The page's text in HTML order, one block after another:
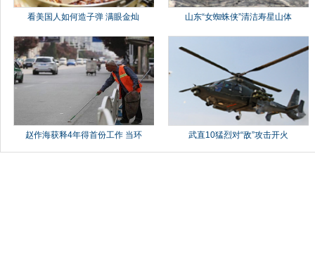
看美国人如何造子弹 满眼金灿 山东“女蜘蛛侠”清洁寿星山体
赵作海获释4年得首份工作 当环 武直10猛烈对“敌”攻击开火